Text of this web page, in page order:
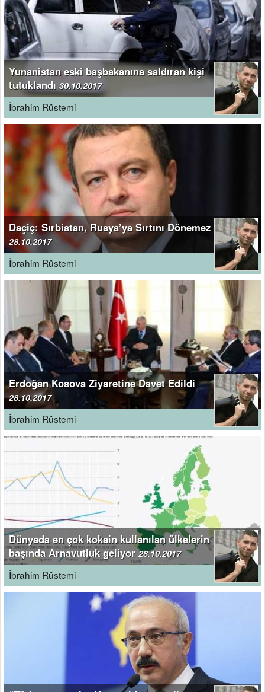
Yunanistan eski başbakanına saldıran kişi
tutuklandı 30.10.2017
İbrahim Rüstemi
Daçiç: Sırbistan, Rusya’ya Sırtını Dönemez
28.10.2017
İbrahim Rüstemi
Erdoğan Kosova Ziyaretine Davet Edildi
28.10.2017
İbrahim Rüstemi
Dünyada en çok kokain kullanılan ülkelerin
başında Arnavutluk geliyor28.10.2017
İbrahim Rüstemi